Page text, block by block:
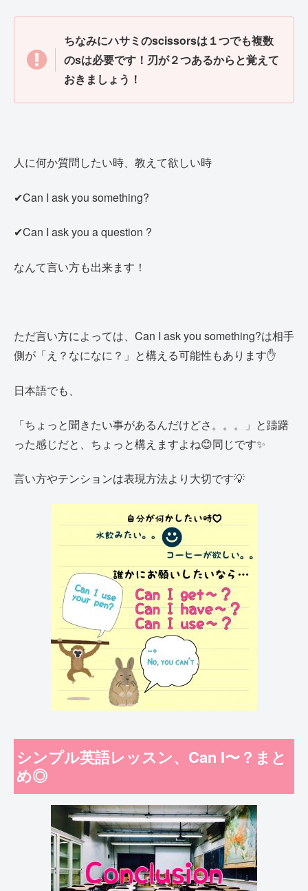
ちなみにハサミのscissorsは１つでも複数
のsは必要です！刃が２つあるからと覚えて
おきましょう！
人に何か質問したい時、教えて欲しい時
✔Can I ask you something?
✔Can I ask you a question ?
なんて言い方も出来ます！
ただ言い方によっては、Can I ask you something?は相手
側が「え？なになに？」と構える可能性もあります✋
日本語でも、
「ちょっと聞きたい事があるんだけどさ。。。」と躊躇
った感じだと、ちょっと構えますよね😊同じです✨
言い方やテンションは表現方法より大切です💡
シンプル英語レッスン、Can I〜？まと
め◎